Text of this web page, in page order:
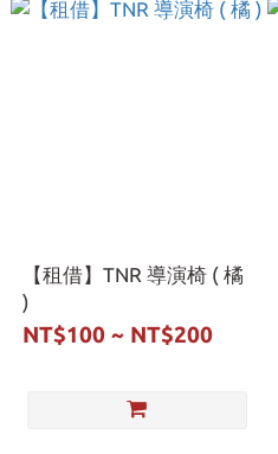
【租借】TNR 導演椅 ( 橘
)
NT$100 ~ NT$200